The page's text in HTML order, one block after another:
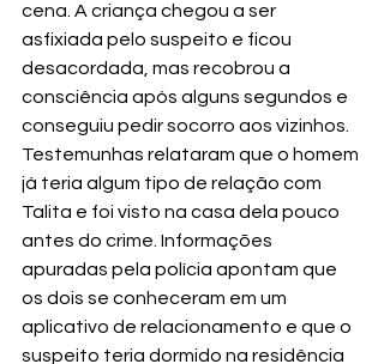
cena. A criança chegou a ser
asfixiada pelo suspeito e ficou
desacordada, mas recobrou a
consciência após alguns segundos e
conseguiu pedir socorro aos vizinhos.
Testemunhas relataram que o homem
já teria algum tipo de relação com
Talita e foi visto na casa dela pouco
antes do crime. Informações
apuradas pela polícia apontam que
os dois se conheceram em um
aplicativo de relacionamento e que o
suspeito teria dormido na residência